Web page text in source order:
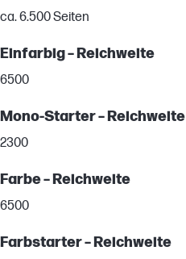
ca. 6.500 Seiten
Einfarbig – Reichweite
6500
Mono-Starter – Reichweite
2300
Farbe – Reichweite
6500
Farbstarter – Reichweite